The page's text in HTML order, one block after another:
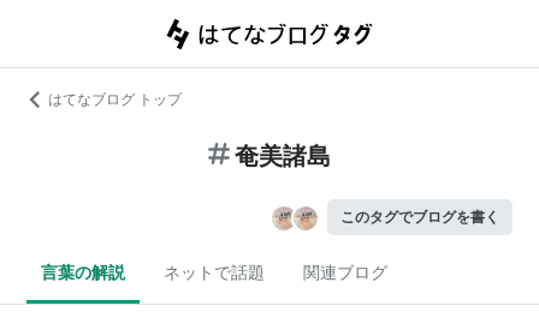
はてなブログ トップ
奄美諸島
このタグでブログを書く
言葉の解説 ネットで話題 関連ブログ